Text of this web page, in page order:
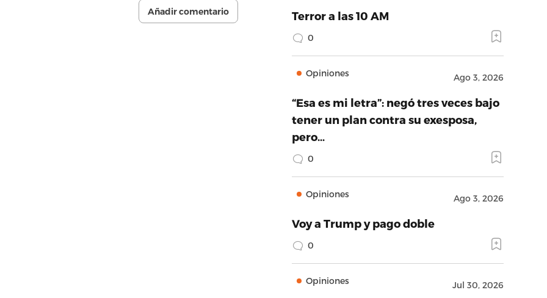
Añadir comentario Terror a las 10 AM
0
Opiniones Ago 3, 2026
“Esa es mi letra”: negó tres veces bajo
tener un plan contra su exesposa,
pero…
0
Opiniones Ago 3, 2026
Voy a Trump y pago doble
0
Opiniones Jul 30, 2026